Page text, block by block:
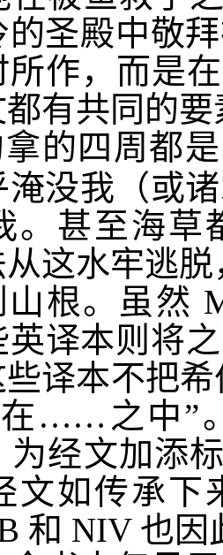
的圣殿中敬
所作，而是
有共同的要
的四周都
淹没我（或
。甚至海草
这水牢逃
山根。虽然
英译本则将
些译本不把
在……之中”
为经文加添
文如传承下
和 NIV 也因